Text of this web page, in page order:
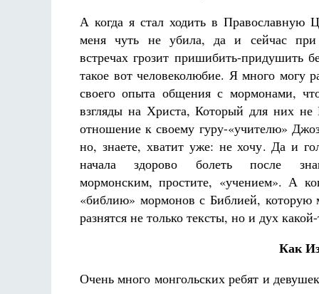
А когда я стал ходить в Православную
меня чуть не убила, да и сейчас при
встречах грозит пришибить-придушить
такое вот человеколюбие. Я много могу
своего опыта общения с мормонами,
взгляды на Христа, Который для них не
отношение к своему гуру-«учителю»
но, знаете, хватит уже: не хочу. Да и
начала здорово болеть после
мормонским, простите, «учением». А
«библию» мормонов с Библией, которую
разнятся не только тексты, но и дух
Как
Очень много монгольских ребят и